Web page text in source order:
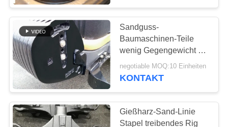
FABRIK-
AUSFLUG
QUALITÄTSKONTROLLE
TRETEN
SIE
MIT
Graue Eisengüsse
23
Sandguss-
Baumaschinen-Teile
wenig Gegengewicht mit
Endmalerei
negotiable MOQ:10 Einheiten
KONTAKT
Gießharz-Sand-Linie
Stapel treibendes Rig